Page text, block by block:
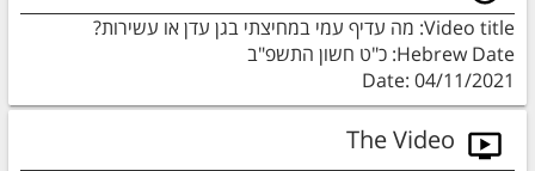
Video title: מה עדיף עמי במחיצתי בגן עדן או עשירות?
Hebrew Date: כ"ט חשון התשפ"ב
Date: 04/11/2021
The Video